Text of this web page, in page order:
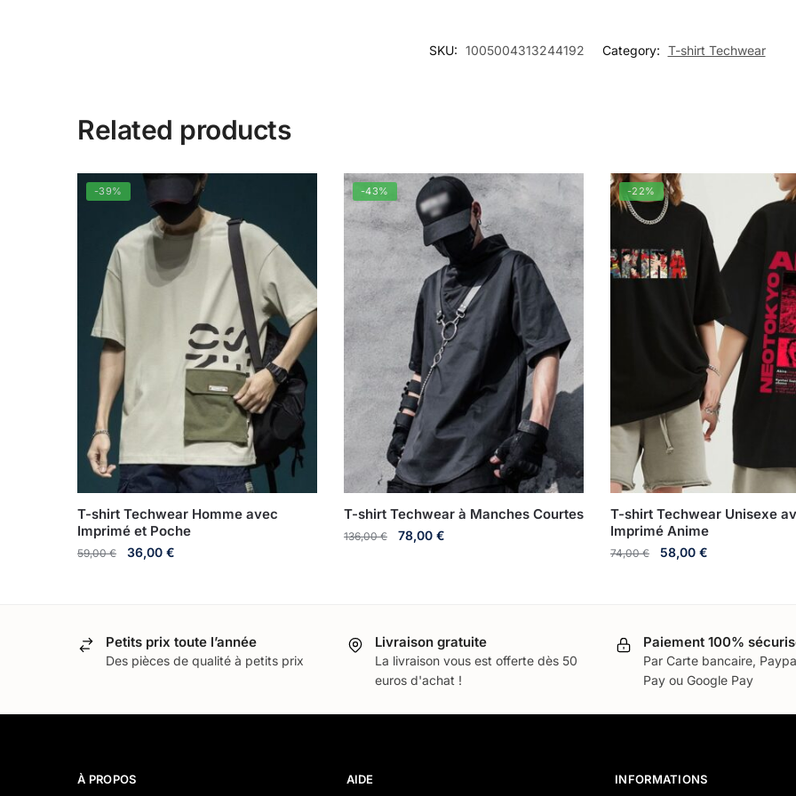
SKU: 1005004313244192 Category: T-shirt Techwear
Related products
-39%
T-shirt Techwear Homme avec
Imprimé et Poche
59,00€ 36,00€
-43%
T-shirt Techwear à Manches Courtes
136,00€ 78,00 €
-22%
T-shirt Techwear Unisexe
Imprimé Anime
74,00€ 58,00 €
Petits prix toute l’année
Des pièces de qualité à petits prix
Livraison gratuite
La livraison vous est offerte dès 50
euros d'achat !
Paiement 100%
Par Carte bancaire,
Pay ou Google Pay
À PROPOS AIDE INFORMATIONS